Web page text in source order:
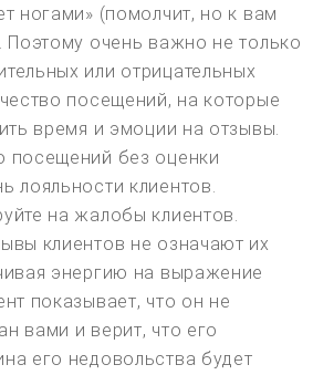
ногами» (помолчит, но к вам
Поэтому очень важно не только
или отрицательных
посещений, на которые
время и эмоции на отзывы.
посещений без оценки
лояльности клиентов.
на жалобы клиентов.
клиентов не означают их
энергию на выражение
показывает, что он не
вами и верит, что его
его недовольства будет